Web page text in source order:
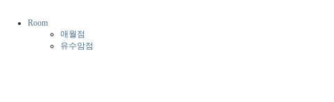
Room
애월점
유수암점